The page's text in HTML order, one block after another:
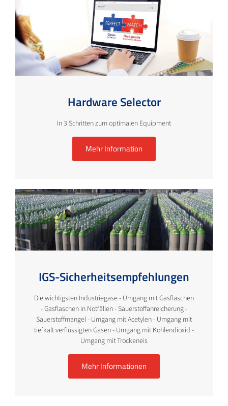
Hardware Selector
In 3 Schritten zum optimalen Equipment
Mehr Information
IGS-Sicherheitsempfehlungen
Die wichtigsten Industriegase - Umgang mit Gasflaschen
- Gasflaschen in Notfällen - Sauerstoffanreicherung -
Sauerstoffmangel - Umgang mit Acetylen - Umgang mit
tiefkalt verflüssigten Gasen - Umgang mit Kohlendioxid -
Umgang mit Trockeneis
Mehr Informationen